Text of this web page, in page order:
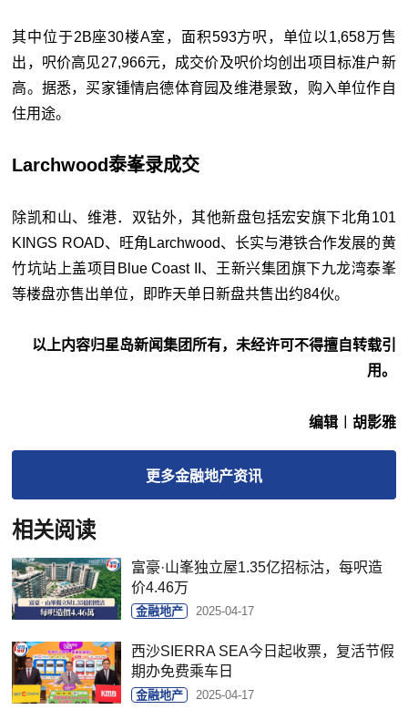
其中位于2B座30楼A室，面积593方呎，单位以1,658万售
出，呎价高见27,966元，成交价及呎价均创出项目标准户新
高。据悉，买家锺情启德体育园及维港景致，购入单位作自
住用途。
Larchwood泰峯录成交
除凯和山、维港．双钻外，其他新盘包括宏安旗下北角101
KINGS ROAD、旺角Larchwood、长实与港铁合作发展的黄
竹坑站上盖项目Blue Coast II、王新兴集团旗下九龙湾泰峯
等楼盘亦售出单位，即昨天单日新盘共售出约84伙。
以上内容归星岛新闻集团所有，未经许可不得擅自转载引
用。
编辑︱胡影雅
更多金融地产资讯
相关阅读
富豪·山峯独立屋1.35亿招标沽，每呎造
价4.46万
金融地产 2025-04-17
西沙SIERRA SEA今日起收票，复活节假
期办免费乘车日
金融地产 2025-04-17